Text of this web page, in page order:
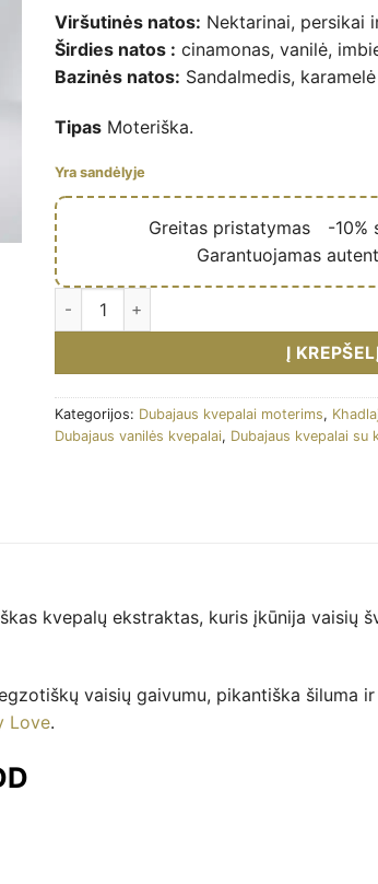
Viršutinės natos: Nektarinai, persikai
Širdies natos : cinamonas, vanilė,
Bazinės natos: Sandalmedis,
Tipas Moteriška.
Yra sandėlyje
Greitas pristatymas -10%
Garantuojamas
Peach Velvet - Extrait de parfum féminin
Į
Kategorijos: Dubajaus kvepalai moterims, Khadlaj
Dubajaus vanilės kvepalai, Dubajaus kvepalai su
kvepalų ekstraktas, kuris įkūnija vaisių
vaisių gaivumu, pikantiška šiluma
Love.